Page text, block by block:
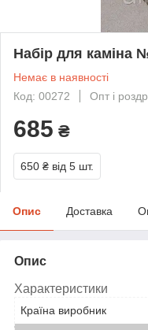
Набір для каміна
Немає в наявності
Код: 00272
Опт і
685 ₴
650 ₴ від 5 шт.
Опис Доставка
Опис
Характеристики
Країна виробник